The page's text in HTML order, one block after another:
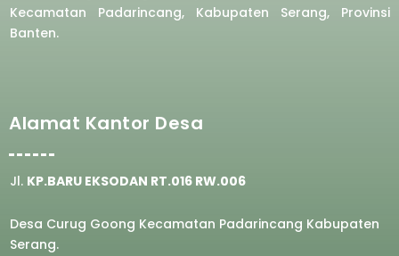
Kecamatan Padarincang, Kabupaten Serang, Provinsi
Banten.
Alamat Kantor Desa
Jl. KP.BARU EKSODAN RT.016 RW.006
Desa Curug Goong Kecamatan Padarincang Kabupaten
Serang.